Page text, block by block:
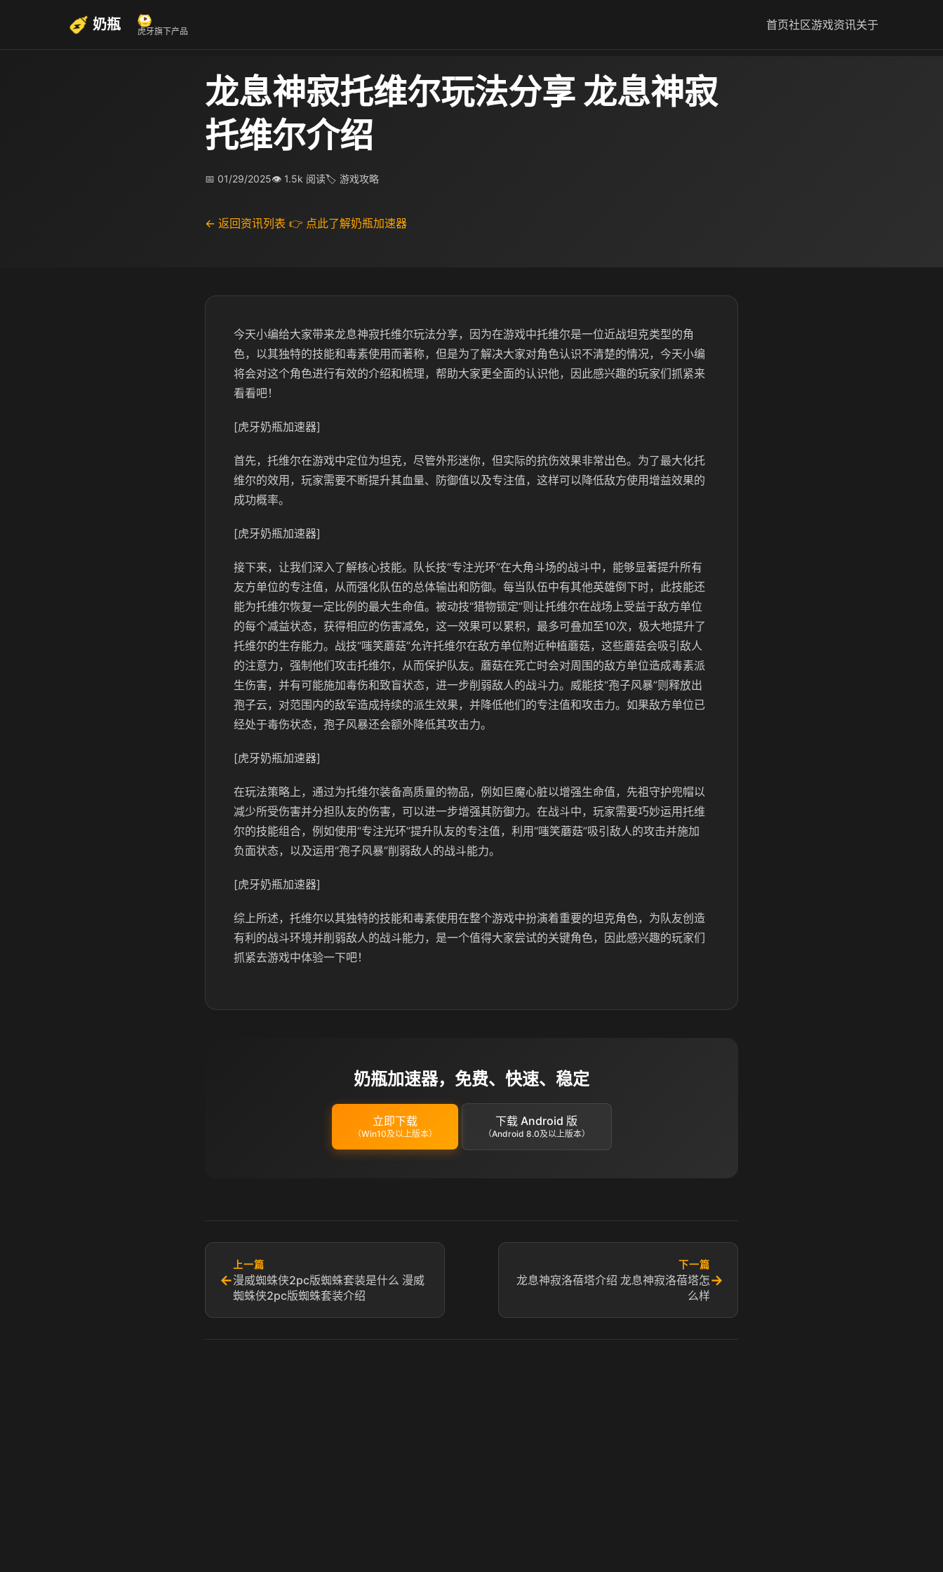
奶瓶 虎牙旗下产品 首页社区游戏资讯关于
龙息神寂托维尔玩法分享 龙息神寂
托维尔介绍
📅 01/29/2025👁 1.5k 阅读🏷 游戏攻略
← 返回资讯列表 👉 点此了解奶瓶加速器
今天小编给大家带来龙息神寂托维尔玩法分享，因为在游戏中托维尔是一位近战坦克类型的角
色，以其独特的技能和毒素使用而著称‌，但是为了解决大家对角色认识不清楚的情况，今天小编
将会对这个角色进行有效的介绍和梳理，帮助大家更全面的认识他，因此感兴趣的玩家们抓紧来
看看吧！
[虎牙奶瓶加速器]
首先，托维尔在游戏中定位为坦克，尽管外形迷你，但实际的抗伤效果非常出色。为了最大化托
维尔的效用，玩家需要不断提升其血量、防御值以及专注值，这样可以降低敌方使用增益效果的
成功概率。
[虎牙奶瓶加速器]
接下来，让我们深入了解核心技能。队长技“专注光环”在大角斗场的战斗中，能够显著提升所有
友方单位的专注值，从而强化队伍的总体输出和防御。每当队伍中有其他英雄倒下时，此技能还
能为托维尔恢复一定比例的最大生命值。被动技“猎物锁定”则让托维尔在战场上受益于敌方单位
的每个减益状态，获得相应的伤害减免，这一效果可以累积，最多可叠加至10次，极大地提升了
托维尔的生存能力。战技“嗤笑蘑菇”允许托维尔在敌方单位附近种植蘑菇，这些蘑菇会吸引敌人
的注意力，强制他们攻击托维尔，从而保护队友。蘑菇在死亡时会对周围的敌方单位造成毒素派
生伤害，并有可能施加毒伤和致盲状态，进一步削弱敌人的战斗力。威能技“孢子风暴”则释放出
孢子云，对范围内的敌军造成持续的派生效果，并降低他们的专注值和攻击力。如果敌方单位已
经处于毒伤状态，孢子风暴还会额外降低其攻击力。
[虎牙奶瓶加速器]
在玩法策略上，通过为托维尔装备高质量的物品，例如巨魔心脏以增强生命值，先祖守护兜帽以
减少所受伤害并分担队友的伤害，可以进一步增强其防御力。在战斗中，玩家需要巧妙运用托维
尔的技能组合，例如使用“专注光环”提升队友的专注值，利用“嗤笑蘑菇”吸引敌人的攻击并施加
负面状态，以及运用“孢子风暴”削弱敌人的战斗能力。
[虎牙奶瓶加速器]
综上所述，托维尔以其独特的技能和毒素使用在整个游戏中扮演着重要的坦克角色，为队友创造
有利的战斗环境并削弱敌人的战斗能力，是一个值得大家尝试的关键角色，因此感兴趣的玩家们
抓紧去游戏中体验一下吧！‌‌‌‌‌
奶瓶加速器，免费、快速、稳定
立即下载
（Win10及以上版本）
下载 Android 版
（Android 8.0及以上版本）
←
上一篇
漫威蜘蛛侠2pc版蜘蛛套装是什么 漫威
蜘蛛侠2pc版蜘蛛套装介绍
下一篇
龙息神寂洛蓓塔介绍 龙息神寂洛蓓塔怎
么样
→